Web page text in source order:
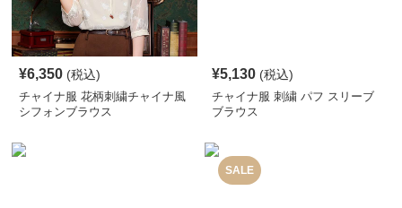
¥6,350 (税込)
チャイナ服 花柄刺繍チャイナ風
シフォンブラウス
¥5,130 (税込)
チャイナ服 刺繍 パフ スリーブ
ブラウス
SALE